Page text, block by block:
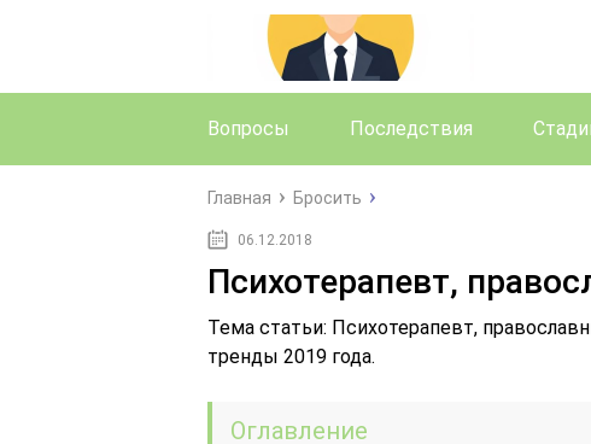
Вопросы Последствия
Главная Бросить
06.12.2018
Психотерапевт,
Тема статьи: Психотерапевт,
тренды 2019 года.
Оглавление